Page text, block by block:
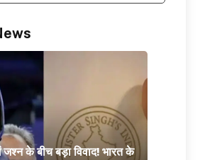
के बीच बड़ा विवाद! भारत के